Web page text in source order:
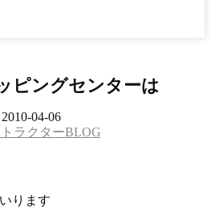
ピングセンターは
2010-04-06
ラクターBLOG
ります